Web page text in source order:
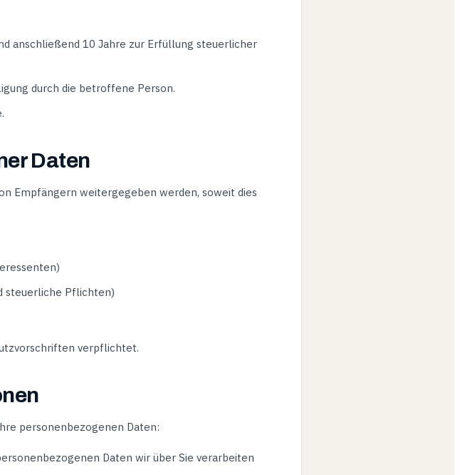
anschließend 10 Jahre zur Erfüllung steuerlicher
durch die betroffene Person.
Daten
Empfängern weitergegeben werden, soweit dies
steuerliche Pflichten)
verpflichtet.
personenbezogenen Daten:
Daten wir über Sie verarbeiten